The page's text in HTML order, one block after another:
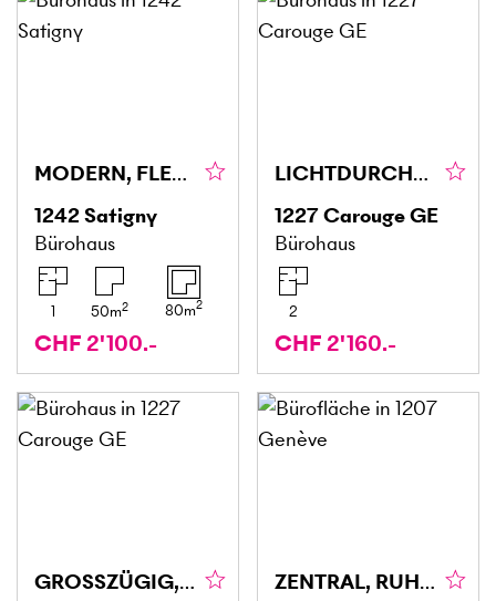
MODERN, FLEXIBEL & IDEAL GELEGEN
1242Satigny
Bürohaus
1 50m2 80m2
CHF 2'100.-
LICHTDURCHFLUTET, RUHIG & PRAKTISCH
1227Carouge GE
Bürohaus
2
CHF 2'160.-
GROSSZÜGIG, FLEXIBEL & IDEAL
ZENTRAL, RUHIG UND FUNKTIONAL